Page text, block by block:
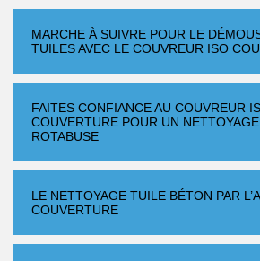
MARCHE À SUIVRE POUR LE
TUILES AVEC LE COUVREUR ISO
FAITES CONFIANCE AU COUVREUR
COUVERTURE POUR UN
ROTABUSE
LE NETTOYAGE TUILE BÉTON PAR
COUVERTURE